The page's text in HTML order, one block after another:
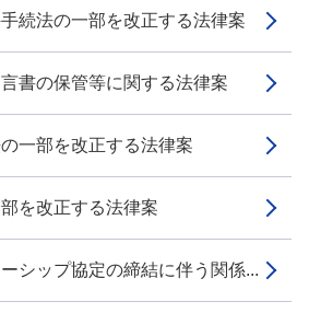
続法の一部を改正する法律案
書の保管等に関する法律案
一部を改正する法律案
を改正する法律案
シップ協定の締結に伴う関係...